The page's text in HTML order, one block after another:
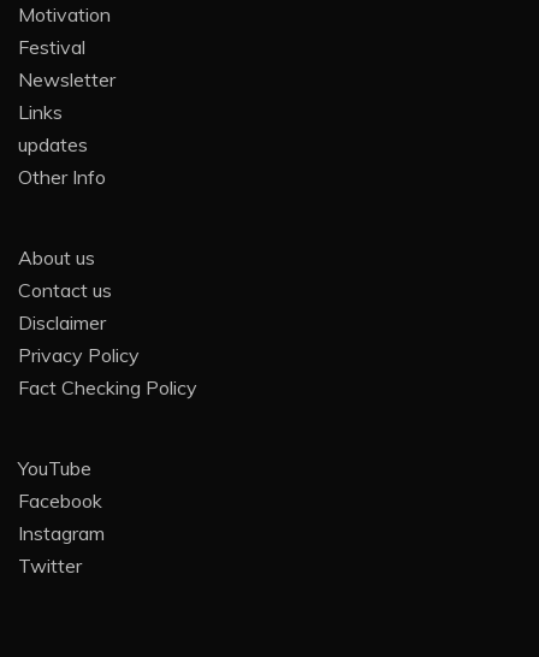
Motivation
Festival
Newsletter
Links
updates
Other Info
About us
Contact us
Disclaimer
Privacy Policy
Fact Checking Policy
YouTube
Facebook
Instagram
Twitter